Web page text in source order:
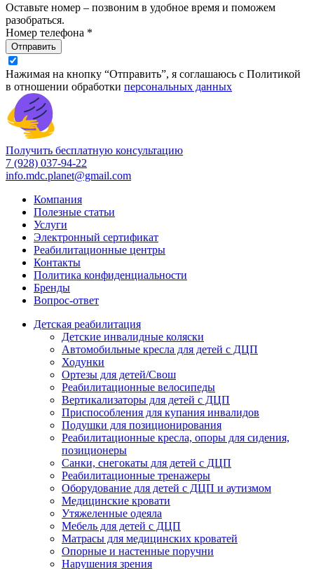
Оставьте номер – позвоним в удобное время и поможем
разобраться.
Номер телефона *
Отправить
Нажимая на кнопку “Отправить”, я соглашаюсь с Политикой
в отношении обработки персональных данных
Получить бесплатную консультацию
7 (928) 037-94-22
info.mdc.planet@gmail.com
Компания
Полезные статьи
Услуги
Электронный сертификат
Реабилитационные центры
Контакты
Политика конфиденциальности
Бренды
Вопрос-ответ
Детская реабилитация
Детские инвалидные коляски
Автомобильные кресла для детей с ДЦП
Ходунки
Ортезы для детей/Свош
Реабилитационные велосипеды
Вертикализаторы для детей с ДЦП
Приспособления для купания инвалидов
Подушки для позиционирования
Реабилитационные кресла, опоры для сидения,
позиционеры
Санки, снегокаты для детей с ДЦП
Реабилитационные тренажеры
Оборудование для детей с ДЦП и аутизмом
Медицинские кровати
Утяжеленные одеяла
Мебель для детей с ДЦП
Матрасы для медицинских кроватей
Опорные и настенные поручни
Нарушения зрения